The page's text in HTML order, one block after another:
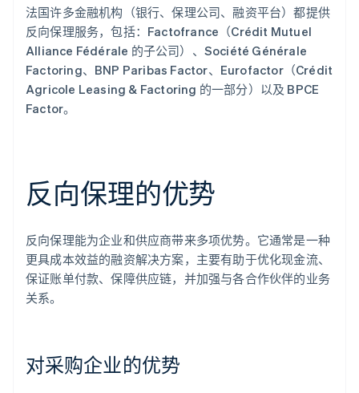
法国许多金融机构（银行、保理公司、融资平台）都提供
反向保理服务，包括：Factofrance（Crédit Mutuel
Alliance Fédérale 的子公司）、Société Générale
Factoring、BNP Paribas Factor、Eurofactor（Crédit
Agricole Leasing & Factoring 的一部分）以及 BPCE
Factor。
反向保理的优势
反向保理能为企业和供应商带来多项优势。它通常是一种
更具成本效益的融资解决方案，主要有助于优化现金流、
保证账单付款、保障供应链，并加强与各合作伙伴的业务
关系。
对采购企业的优势